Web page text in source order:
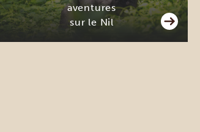
aventures
sur le Nil